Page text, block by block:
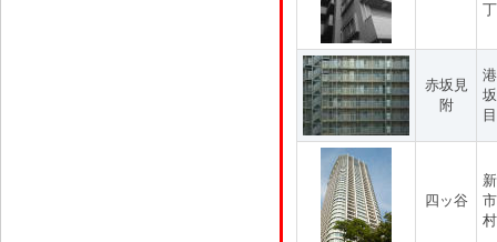
赤坂見
附
目
四ッ谷